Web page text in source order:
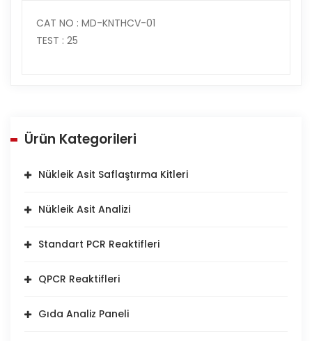
CAT NO : MD-KNTHCV-01
TEST : 25
Ürün Kategorileri
Nükleik Asit Saflaştırma Kitleri
Nükleik Asit Analizi
Standart PCR Reaktifleri
QPCR Reaktifleri
Gıda Analiz Paneli